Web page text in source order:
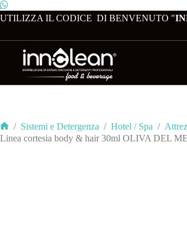
UTILIZZA IL CODICE DI BENVENUTO "
/ Sistemi e Detergenza / Hotel / Spa /
Linea cortesia body & hair 30ml OLIVA DEL